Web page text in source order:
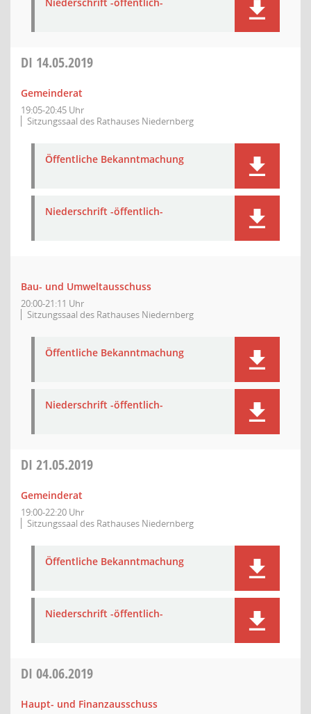
DI 14.05.2019
Gemeinderat
19:05-20:45 Uhr
Sitzungssaal des Rathauses Niedernberg
Öffentliche Bekanntmachung
Niederschrift -öffentlich-
Bau- und Umweltausschuss
20:00-21:11 Uhr
Sitzungssaal des Rathauses Niedernberg
Öffentliche Bekanntmachung
Niederschrift -öffentlich-
DI 21.05.2019
Gemeinderat
19:00-22:20 Uhr
Sitzungssaal des Rathauses Niedernberg
Öffentliche Bekanntmachung
Niederschrift -öffentlich-
DI 04.06.2019
Haupt- und Finanzausschuss